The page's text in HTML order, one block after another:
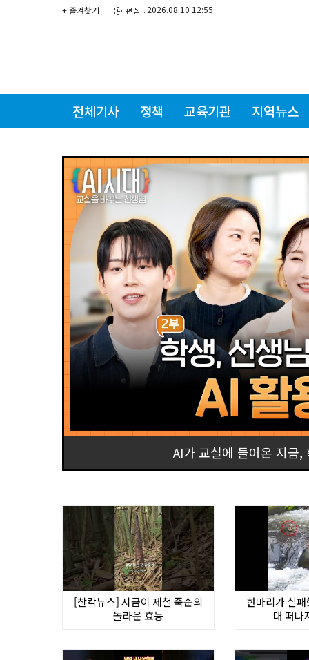
+ 즐겨찾기 2026.08.10 12:55
전체기사 정책 교육기관 지역뉴스
AI가 교실에 들어온 지금,
[찰칵뉴스] 지금이 제철 죽순의
놀라운 효능
한마리가 실
대 떠나